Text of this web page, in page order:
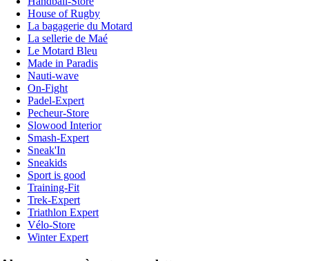
House of Rugby
La bagagerie du Motard
La sellerie de Maé
Le Motard Bleu
Made in Paradis
Nauti-wave
On-Fight
Padel-Expert
Pecheur-Store
Slowood Interior
Smash-Expert
Sneak'In
Sneakids
Sport is good
Training-Fit
Trek-Expert
Triathlon Expert
Vélo-Store
Winter Expert